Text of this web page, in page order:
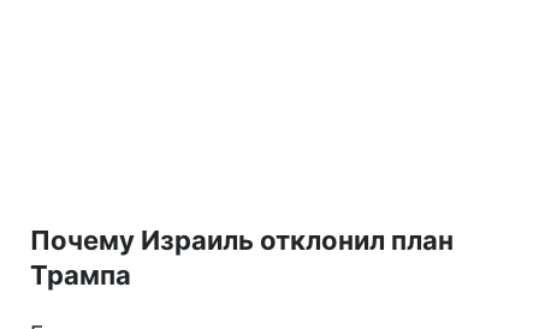
Почему Израиль отклонил план
Трампа